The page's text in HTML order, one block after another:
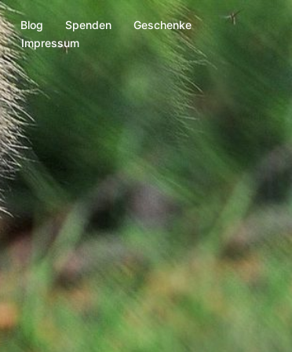
Blog Spenden
Geschenke
Impressum